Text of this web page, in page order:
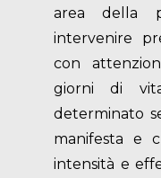
area della
intervenire
con
giorni di
determinato
manifesta e
intensità e